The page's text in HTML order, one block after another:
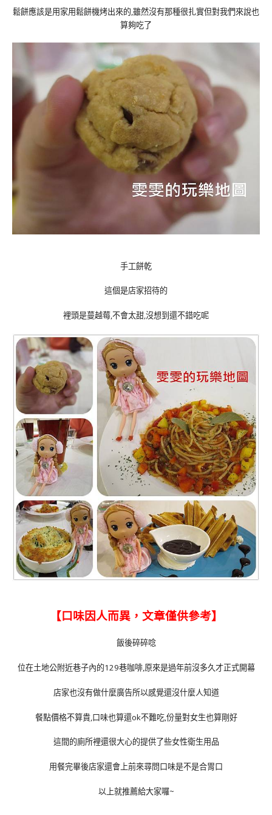
鬆餅應該是用家用鬆餅機烤出來的,雖然沒有那種很扎實但對我們來說也
算夠吃了
手工餅乾
這個是店家招待的
裡頭是蔓越莓,不會太甜,沒想到還不錯吃呢
【口味因人而異，文章僅供參考】
飯後碎碎唸
位在土地公附近巷子內的129巷咖啡,原來是過年前沒多久才正式開幕
店家也沒有做什麼廣告所以感覺還沒什麼人知道
餐點價格不算貴,口味也算還ok不難吃,份量對女生也算剛好
這間的廁所裡還很大心的提供了些女性衛生用品
用餐完畢後店家還會上前來尋問口味是不是合胃口
以上就推薦給大家囉~